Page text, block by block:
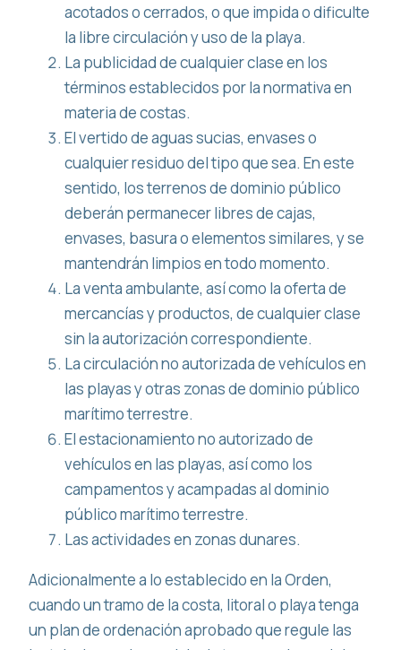
acotados o cerrados, o que impida o dificulte
la libre circulación y uso de la playa.
La publicidad de cualquier clase en los
términos establecidos por la normativa en
materia de costas.
El vertido de aguas sucias, envases o
cualquier residuo del tipo que sea. En este
sentido, los terrenos de dominio público
deberán permanecer libres de cajas,
envases, basura o elementos similares, y se
mantendrán limpios en todo momento.
La venta ambulante, así como la oferta de
mercancías y productos, de cualquier clase
sin la autorización correspondiente.
La circulación no autorizada de vehículos en
las playas y otras zonas de dominio público
marítimo terrestre.
El estacionamiento no autorizado de
vehículos en las playas, así como los
campamentos y acampadas al dominio
público marítimo terrestre.
Las actividades en zonas dunares.
Adicionalmente a lo establecido en la Orden,
cuando un tramo de la costa, litoral o playa tenga
un plan de ordenación aprobado que regule las